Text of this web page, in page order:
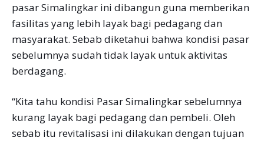
pasar Simalingkar ini dibangun guna memberikan
fasilitas yang lebih layak bagi pedagang dan
masyarakat. Sebab diketahui bahwa kondisi pasar
sebelumnya sudah tidak layak untuk aktivitas
berdagang.
“Kita tahu kondisi Pasar Simalingkar sebelumnya
kurang layak bagi pedagang dan pembeli. Oleh
sebab itu revitalisasi ini dilakukan dengan tujuan